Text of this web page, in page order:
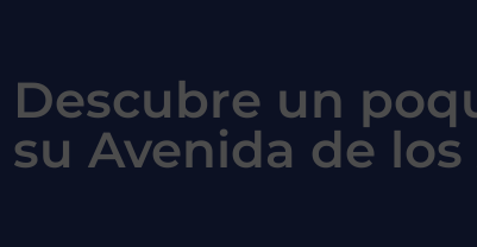
Descubre un
su Avenida de